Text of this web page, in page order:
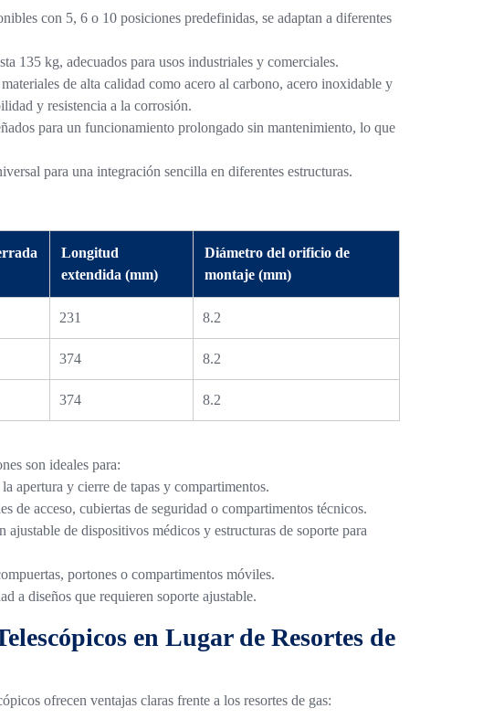
con 5, 6 o 10 posiciones predefinidas, se adaptan a diferentes
135 kg, adecuados para usos industriales y comerciales.
de alta calidad como acero al carbono, acero inoxidable y
y resistencia a la corrosión.
para un funcionamiento prolongado sin mantenimiento, lo que
para una integración sencilla en diferentes estructuras.
Longitud
extendida (mm)
Diámetro del orificio de
montaje (mm)
231 8.2
374 8.2
374 8.2
son ideales para:
apertura y cierre de tapas y compartimentos.
de acceso, cubiertas de seguridad o compartimentos técnicos.
ajustable de dispositivos médicos y estructuras de soporte para
portones o compartimentos móviles.
a diseños que requieren soporte ajustable.
en Lugar de Resortes de
ofrecen ventajas claras frente a los resortes de gas: